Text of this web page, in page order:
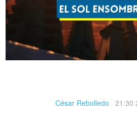
César Rebolledo · 21:30